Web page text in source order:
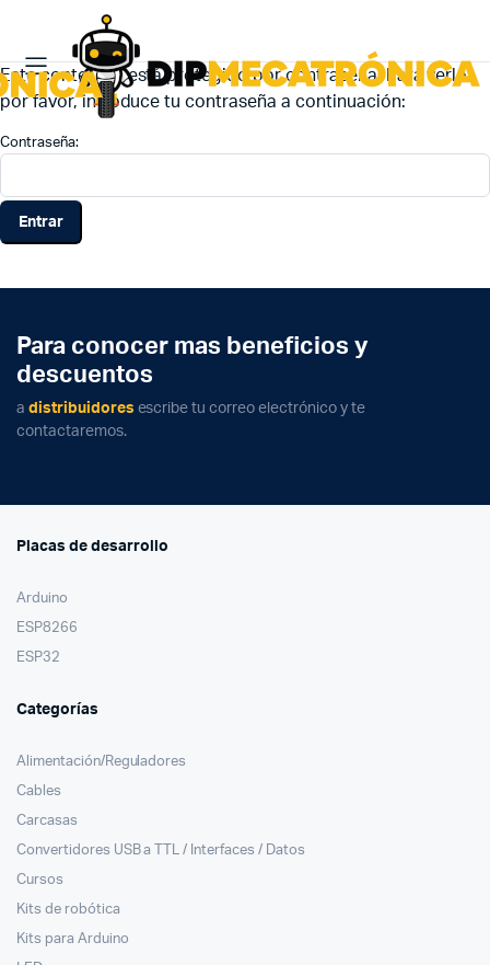
Este contenido está protegido por contraseña. Para verlo,
por favor, introduce tu contraseña a continuación:
Contraseña:
Para conocer mas beneficios y
descuentos
a distribuidores escribe tu correo electrónico y te
contactaremos.
Placas de desarrollo
Arduino
ESP8266
ESP32
Categorías
Alimentación/Reguladores
Cables
Carcasas
Convertidores USB a TTL / Interfaces / Datos
Cursos
Kits de robótica
Kits para Arduino